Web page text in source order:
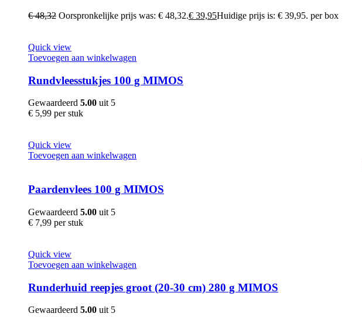
€48,32 Oorspronkelijke prijs was: € 48,32.€ 39,95Huidige prijs is: € 39,95. per box
Quick view
Toevoegen aan winkelwagen
Rundvleesstukjes 100 g MIMOS
Gewaardeerd 5.00 uit 5
€ 5,99 per stuk
Quick view
Toevoegen aan winkelwagen
Paardenvlees 100 g MIMOS
Gewaardeerd 5.00 uit 5
€ 7,99 per stuk
Quick view
Toevoegen aan winkelwagen
Runderhuid reepjes groot (20-30 cm) 280 g MIMOS
Gewaardeerd 5.00 uit 5